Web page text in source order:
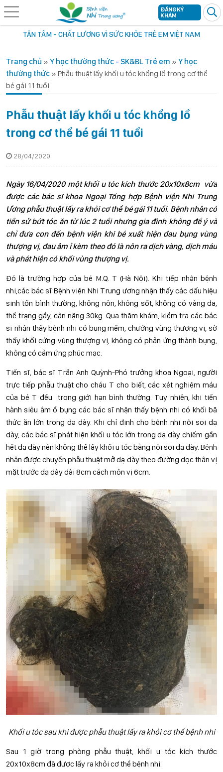
TẬN TÂM - CHẤT LƯỢNG VÌ SỨC KHỎE TRẺ EM VIỆT NAM
ĐĂNG KÝ
KHÁM
Trang chủ » Y học thường thức - SK&BL Trẻ em » Y học
thường thức » Phẫu thuật lấy khối u tóc khổng lồ trong cơ thể
bé gái 11 tuổi
Phẫu thuật lấy khối u tóc khổng lồ
trong cơ thể bé gái 11 tuổi
28/04/2020
Ngày 16/04/2020 một khối u tóc kích thước 20x10x8cm vừa
được các bác sĩ khoa Ngoại Tổng hợp Bệnh viện Nhi Trung
Ương phẫu thuật lấy ra khỏi cơ thể bé gái 11 tuổi. Bệnh nhân có
tiền sử bứt tóc ăn từ lúc 2 tuổi nhưng gia đình không để ý và
chỉ đưa con đến bệnh viện khi bé xuất hiện đau bụng vùng
thượng vị, đau âm ỉ kèm theo đó là nôn ra dịch vàng, dịch máu
và phát hiện có khối vùng thượng vị.
Đó là trường hợp của bé M.Q. T (Hà Nội). Khi tiếp nhận bệnh
nhi,các bác sĩ Bệnh viện Nhi Trung ương nhận thấy các dấu hiệu
sinh tồn bình thường, không nôn, không sốt, không có vàng da,
thể trạng gầy, cân nặng 30kg. Qua thăm khám, kiểm tra các bác
sĩ nhận thấy bệnh nhi có bụng mềm, chướng vùng thượng vị, sờ
thấy khối cứng vùng thượng vị, không có phản ứng thành bụng,
không có cảm ứng phúc mạc.
Tiến sĩ, bác sĩ Trần Anh Quỳnh-Phó trưởng khoa Ngoại, người
trực tiếp phẫu thuật cho cháu T cho biết, các xét nghiệm máu
của bé T đều trong giới hạn bình thường. Tuy nhiên, khi tiến
hành siêu âm ổ bụng các bác sĩ nhận thấy bệnh nhi có khối bã
thức ăn lớn trong dạ dày. Khi chỉ định cho bệnh nhi nội soi dạ
dày, các bác sĩ phát hiện khối u tóc lớn trong dạ dày chiếm gần
hết dạ dày nên không thể lấy khối u tóc bằng nội soi dạ dày. Bệnh
nhân được chuyển phẫu thuật mở dạ dày theo đường dọc thân vị
mặt trước dạ dày dài 8cm cách môn vị 6cm.
Khối u tóc sau khi được phẫu thuật lấy ra khỏi cơ thể bệnh nhi
Sau 1 giờ trong phòng phẫu thuật, khối u tóc kích thước
20x10x8cm đã được lấy ra khỏi cơ thể bệnh nhi.